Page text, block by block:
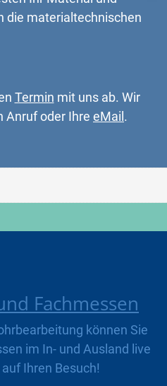
die materialtechnischen
Termin mit uns ab. Wir
Anruf oder Ihre eMail .
Fachmessen
können Sie
im In- und Ausland live
Ihren Besuch!